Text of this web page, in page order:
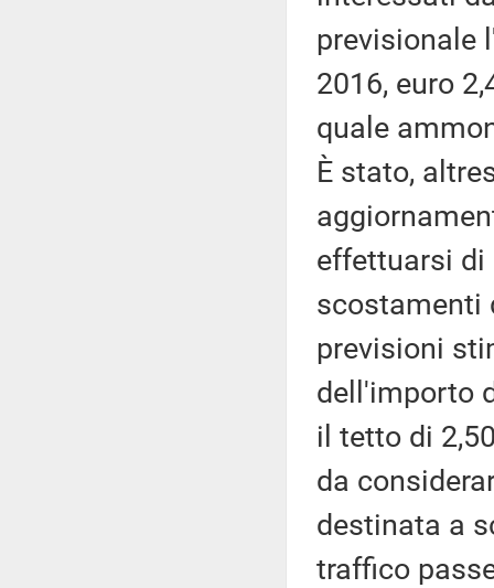
previsionale
2016, euro
quale
È stato,
effettuarsi di
scostamenti
previsioni
dell'importo
il tetto di
da
destinata a
traffico